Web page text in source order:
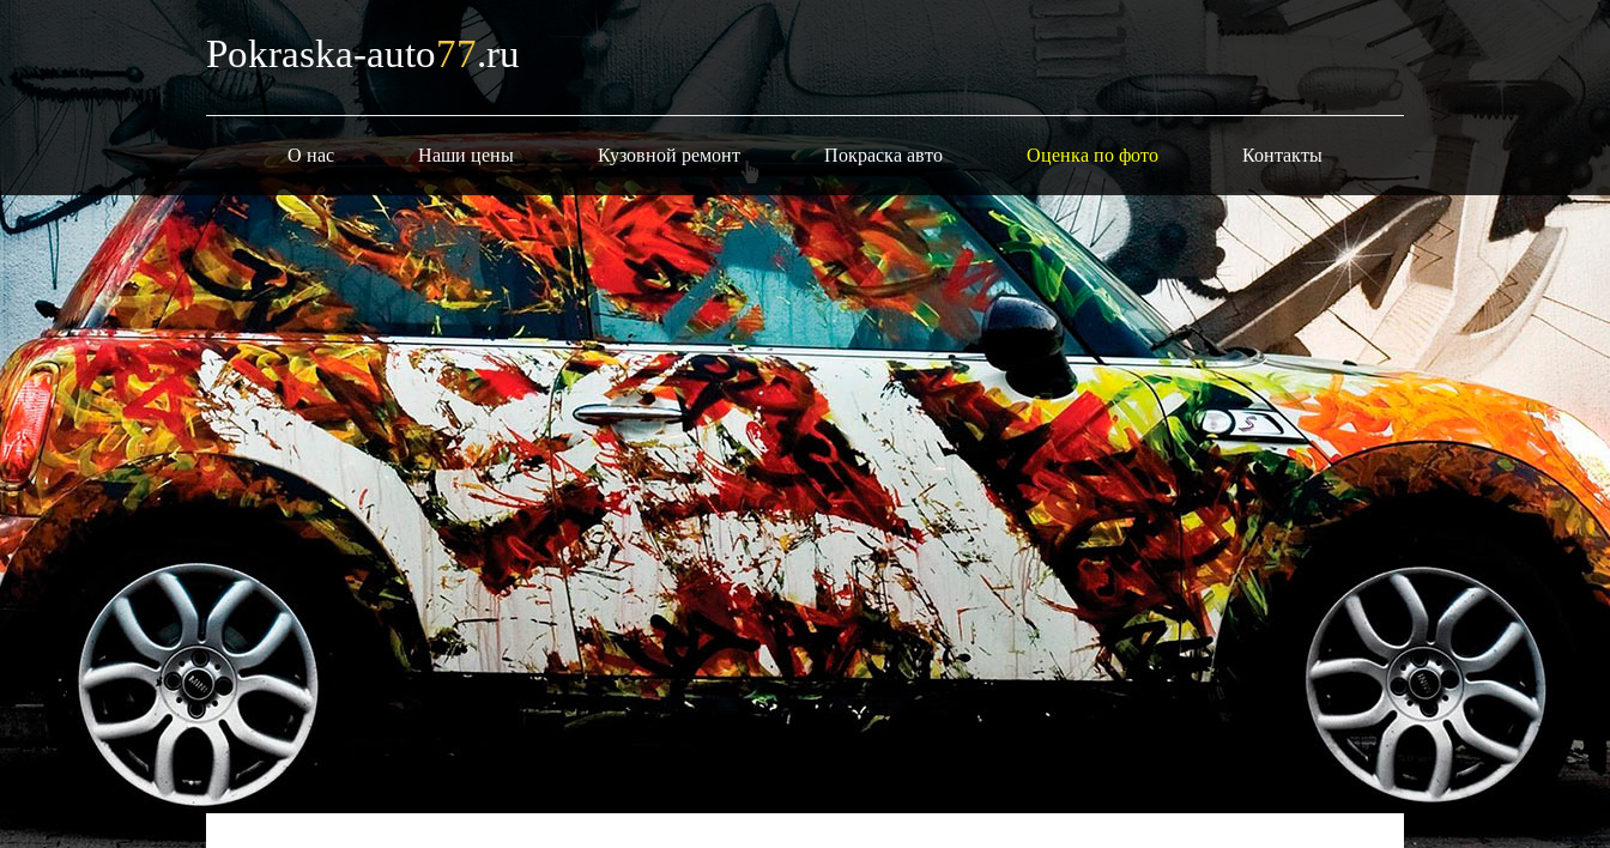
Pokraska-auto77.ru
О нас Наши цены Кузовной ремонт Покраска авто Оценка по фото Контакты